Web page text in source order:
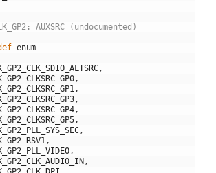
AUXSRC (undocumented)
enum
,
,
,
,
,
,
,
,
,
,